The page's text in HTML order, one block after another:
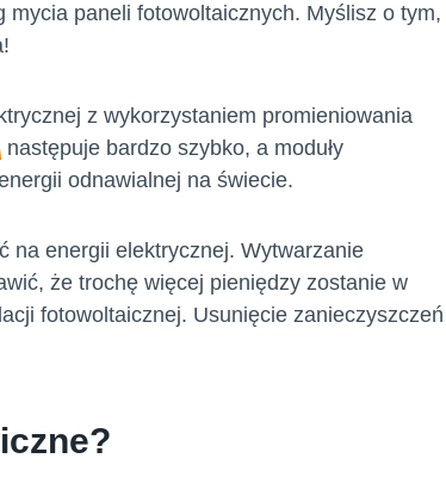
mycia paneli fotowoltaicznych. Myślisz o tym,
z wykorzystaniem promieniowania
następuje bardzo szybko, a moduły
odnawialnej na świecie.
na energii elektrycznej. Wytwarzanie
że trochę więcej pieniędzy zostanie w
fotowoltaicznej. Usunięcie zanieczyszczeń